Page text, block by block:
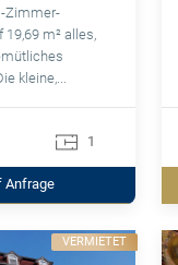
Zimmer-
m² alles,
kleine,...
1
Anfrage
VERMIETET